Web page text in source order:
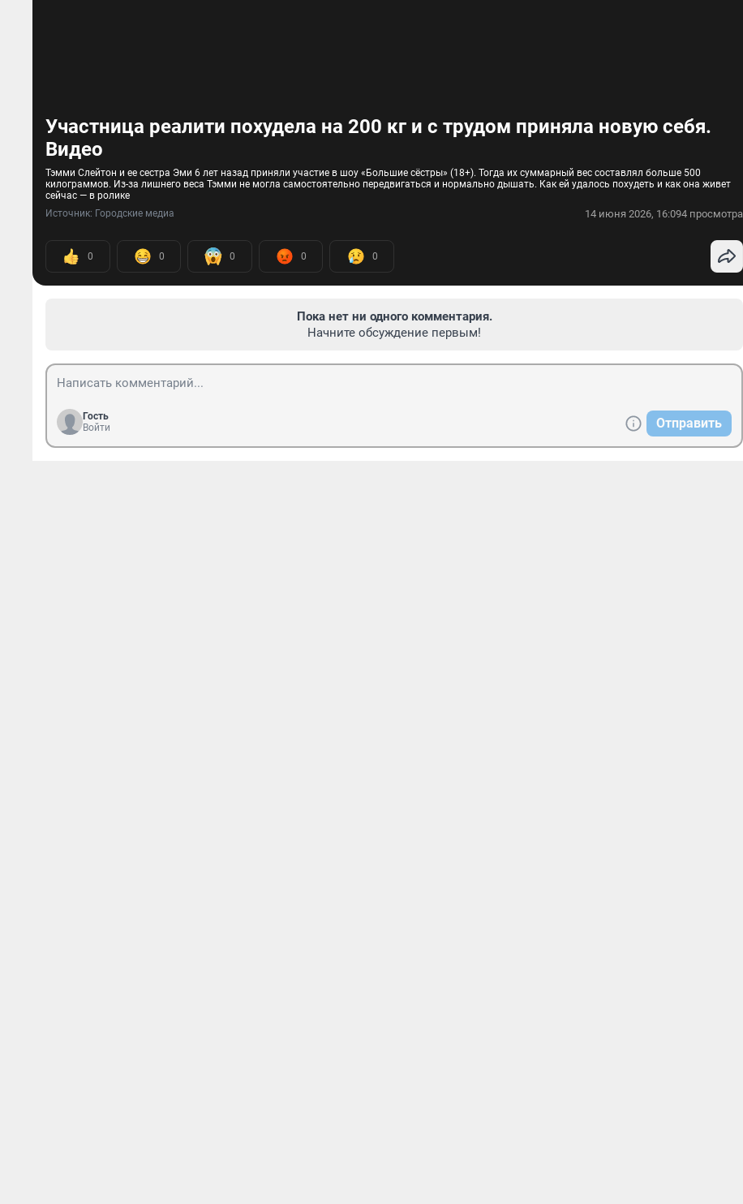
Участница реалити похудела на 200 кг и с трудом приняла новую себя.
Видео
Тэмми Слейтон и ее сестра Эми 6 лет назад приняли участие в шоу «Большие сёстры» (18+). Тогда их суммарный вес составлял больше 500
килограммов. Из-за лишнего веса Тэмми не могла самостоятельно передвигаться и нормально дышать. Как ей удалось похудеть и как она живет
сейчас — в ролике
Источник: Городские медиа 14 июня 2026, 16:094 просмотра
0 0 0 0 0
Пока нет ни одного комментария.
Начните обсуждение первым!
Гость
Войти
Отправить